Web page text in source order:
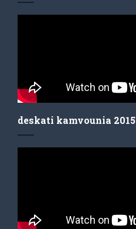
deskati kamvounia 2015